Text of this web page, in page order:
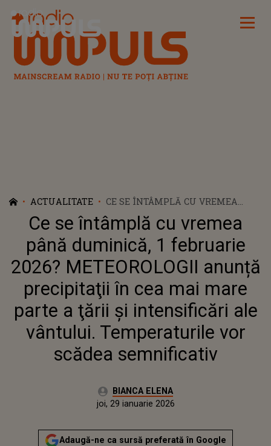
Radio Impuls
ACTUALITATE
CE SE ÎNTÂMPLĂ CU VREMEA
PÂNĂ DUMINICĂ, 1 FEBRUARIE
2026? METEOROLOGII ANUNȚĂ
PRECIPITAŢII ÎN CEA MAI MARE
PARTE A ŢĂRII ŞI INTENSIFICĂRI
ALE VÂNTULUI. TEMPERATURILE
Ce se întâmplă cu vremea
până duminică, 1 februarie
2026? METEOROLOGII anunță
precipitaţii în cea mai mare
parte a ţării şi intensificări ale
vântului. Temperaturile vor
scădea semnificativ
Autor:BIANCA ELENA
Publicat:
joi, 29 ianuarie 2026
Adaugă-ne ca sursă preferată în Google